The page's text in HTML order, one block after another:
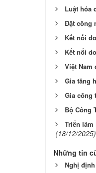
Luật hóa
Đặt công
Kết nối
Kết nối
Việt Nam
Gia tăng
Gia công
Bộ Công
Triển
(18/12/2025)
Những tin
Nghị